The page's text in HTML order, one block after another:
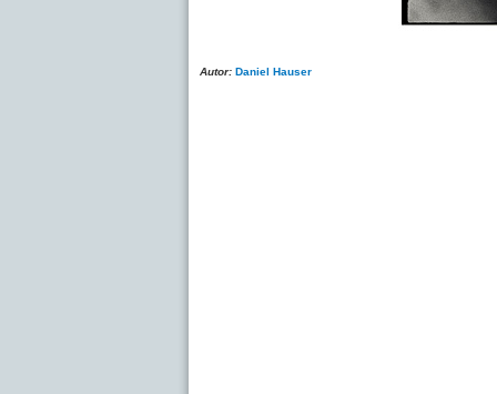
Autor: Daniel Hauser